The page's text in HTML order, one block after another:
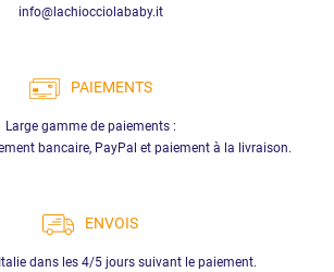
info@lachiocciolababy.it
PAIEMENTS
Large gamme de paiements :
bancaire, PayPal et paiement à la livraison.
ENVOIS
dans les 4/5 jours suivant le paiement.